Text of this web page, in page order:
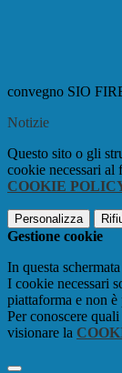
convegno SIO
Notizie
Questo sito o gli
cookie necessari
COOKIE
Personalizza
Gestione cookie
In questa
I cookie necessari
piattaforma e non
Per conoscere
visionare la